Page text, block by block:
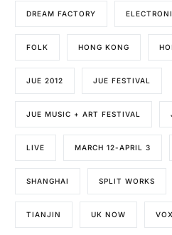
DREAM FACTORY
FOLK HONG KONG
JUE 2012 JUE FESTIVAL
JUE MUSIC + ART FESTIVAL
LIVE MARCH 12-APRIL 3
SHANGHAI SPLIT WORKS
TIANJIN UK NOW